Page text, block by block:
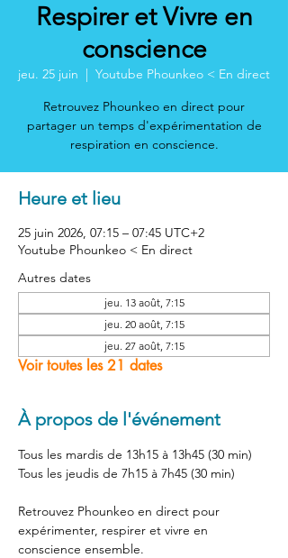
Respirer et Vivre en
conscience
jeu. 25 juin
  |
Youtube Phounkeo < En direct
Retrouvez Phounkeo en direct pour
partager un temps d'expérimentation de
respiration en conscience.
Heure et lieu
25 juin 2026, 07:15 – 07:45 UTC+2
Youtube Phounkeo < En direct
Autres dates
jeu. 13 août, 7:15
jeu. 20 août, 7:15
jeu. 27 août, 7:15
Voir toutes les 21 dates
À propos de l'événement
Tous les mardis de 13h15 à 13h45 (30 min)
Tous les jeudis de 7h15 à 7h45 (30 min)
Retrouvez Phounkeo en direct pour
expérimenter, respirer et vivre en
conscience ensemble.